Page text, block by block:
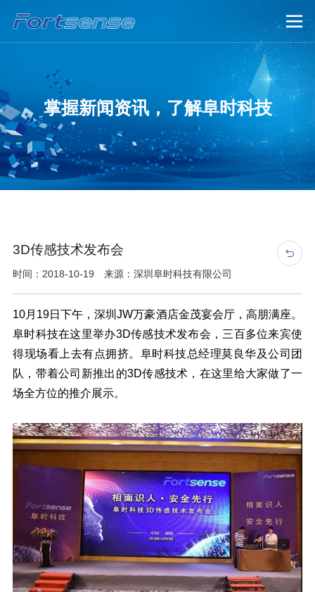

掌握新闻资讯，了解阜时科技
3D传感技术发布会
时间：2018-10-19 来源：深圳阜时科技有限公司

10月19日下午，深圳JW万豪酒店金茂宴会厅，高朋满座。
阜时科技在这里举办3D传感技术发布会，三百多位来宾使
得现场看上去有点拥挤。阜时科技总经理莫良华及公司团
队，带着公司新推出的3D传感技术，在这里给大家做了一
场全方位的推介展示。